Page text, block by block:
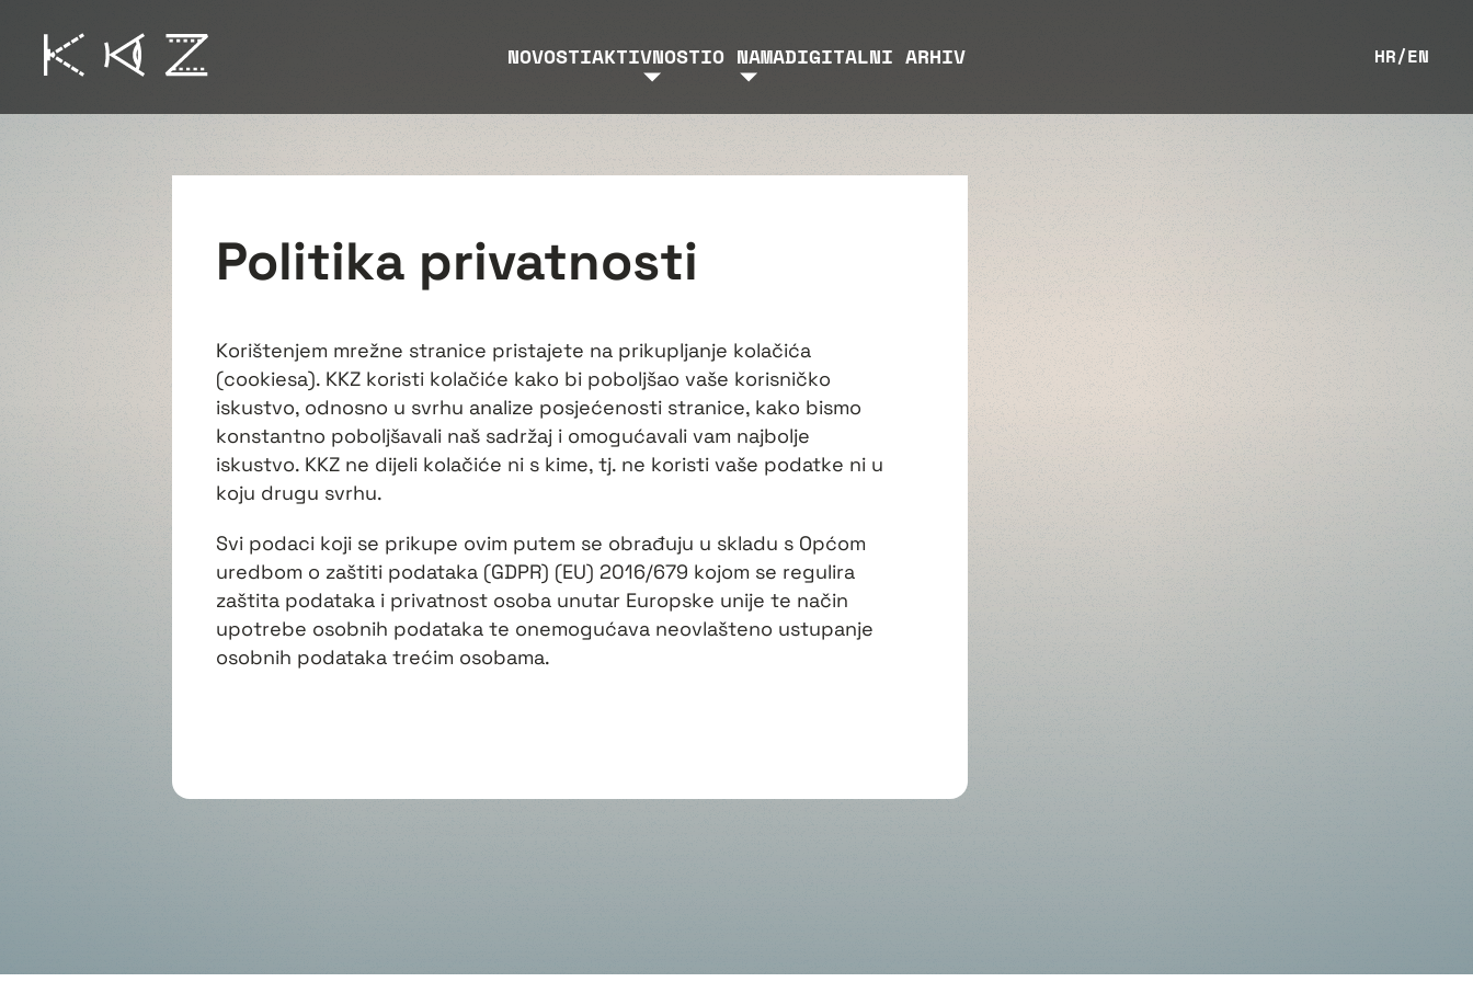
NOVOSTIAKTIVNOSTIO NAMADIGITALNI ARHIV HR/EN
Politika privatnosti
Korištenjem mrežne stranice pristajete na prikupljanje kolačića
(cookiesa). KKZ koristi kolačiće kako bi poboljšao vaše korisničko
iskustvo, odnosno u svrhu analize posjećenosti stranice, kako bismo
konstantno poboljšavali naš sadržaj i omogućavali vam najbolje
iskustvo. KKZ ne dijeli kolačiće ni s kime, tj. ne koristi vaše podatke ni u
koju drugu svrhu.
Svi podaci koji se prikupe ovim putem se obrađuju u skladu s Općom
uredbom o zaštiti podataka (GDPR) (EU) 2016/679 kojom se regulira
zaštita podataka i privatnost osoba unutar Europske unije te način
upotrebe osobnih podataka te onemogućava neovlašteno ustupanje
osobnih podataka trećim osobama.